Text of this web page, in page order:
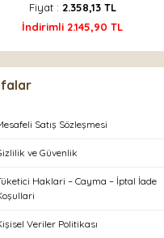
Fiyat : 2.358,13 TL
İndirimli 2.145,90 TL
Satış Sözleşmesi
ve Güvenlik
Haklari – Cayma – İptal İade
Veriler Politikası